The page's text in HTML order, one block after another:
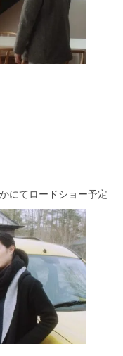
にてロードショー予定